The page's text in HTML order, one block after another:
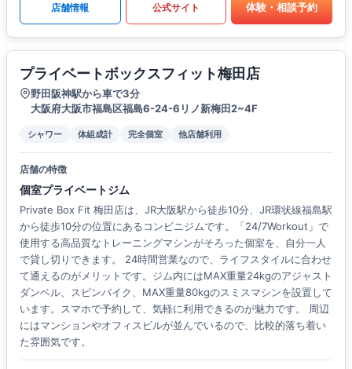
店舗情報 公式サイト 体験・相談予約
プライベートボックスフィット梅田店
野田阪神駅から車で3分
大阪府大阪市福島区福島6-24-6リノ新梅田2~4F
シャワー 体組成計 完全個室 他店舗利用
店舗の特徴
個室プライベートジム
Private Box Fit 梅田店は、JR大阪駅から徒歩10分、JR環状線福島駅
から徒歩10分の位置にあるコンビニジムです。「24/7Workout」で
使用する高品質なトレーニングマシンがそろった個室を、自分一人
で貸し切りできます。 24時間営業なので、ライフスタイルに合わせ
て通えるのがメリットです。ジム内にはMAX重量24kgのアジャスト
ダンベル、スピンバイク、MAX重量80kgのスミスマシンを設置して
います。スマホで予約して、気軽に利用できるのが魅力です。 周辺
にはマンションやオフィスビルが並んでいるので、比較的落ち着い
た雰囲気です。